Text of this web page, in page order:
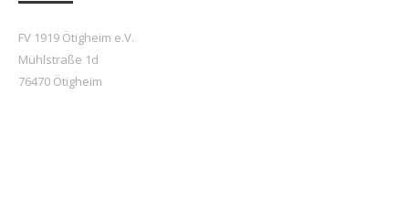
FV 1919 Ötigheim e.V.
Mühlstraße 1d
76470 Ötigheim